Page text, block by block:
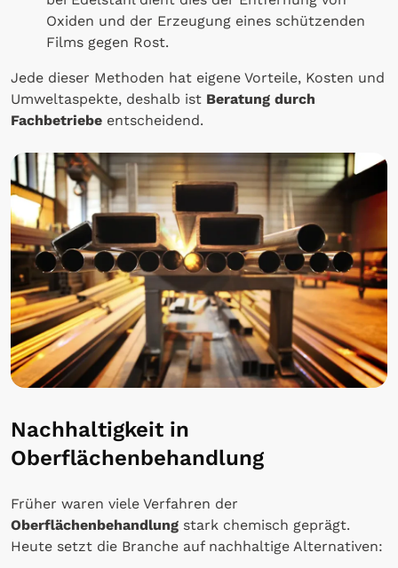
Oxiden und der Erzeugung eines schützenden
Films gegen Rost.
Jede dieser Methoden hat eigene Vorteile, Kosten und
Umweltaspekte, deshalb ist Beratung durch
Fachbetriebe entscheidend.
Nachhaltigkeit in
Oberflächenbehandlung
Früher waren viele Verfahren der
Oberflächenbehandlung stark chemisch geprägt.
Heute setzt die Branche auf nachhaltige Alternativen: